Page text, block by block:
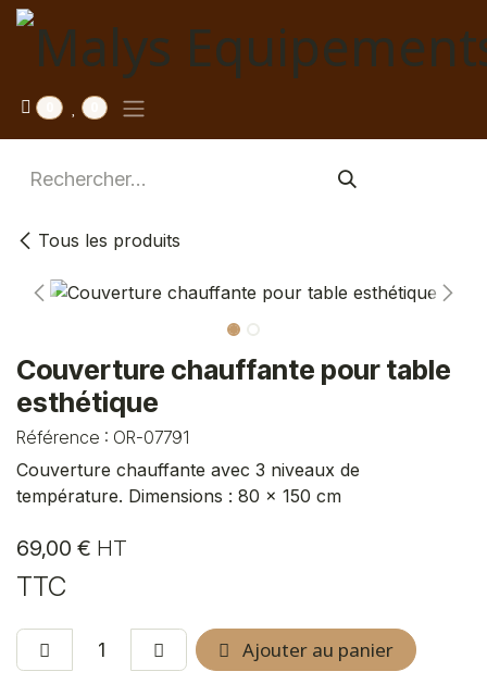
Se rendre au contenu
Tous les produits
Couverture chauffante pour table
esthétique
Référence : OR-07791
Couverture chauffante avec 3 niveaux de
température. Dimensions : 80 x 150 cm
69,00 € HT
TTC
Ajouter au panier